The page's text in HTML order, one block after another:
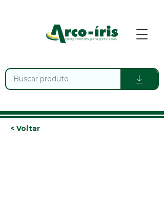
< Voltar